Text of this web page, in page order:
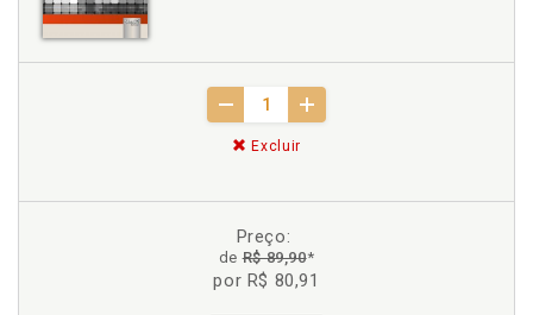
Excluir
Preço:
deR$ 89,90*
por R$ 80,91